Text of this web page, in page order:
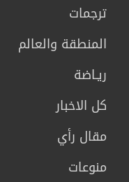
ترجمات
المنطقة والعالم
ريـاضة
كل الاخبار
مقال رأي
منوعات